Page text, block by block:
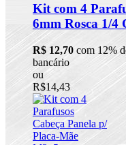
Kit com 4
6mm Rosca 1/4
R$ 12,70 com 12%
bancário
ou
R$14,43